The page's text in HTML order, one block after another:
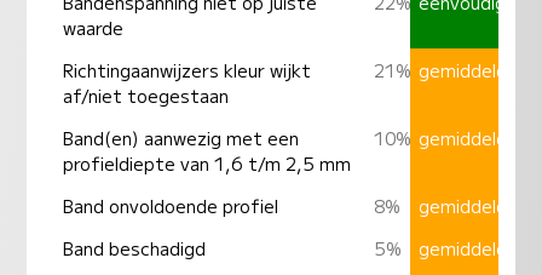
waarde
Richtingaanwijzers kleur wijkt
af/niet toegestaan
21% gemiddeld
Band(en) aanwezig met een
profieldiepte van 1,6 t/m 2,5 mm
10% gemiddeld
Band onvoldoende profiel 8%
gemiddeld
Band beschadigd
5%
gemiddeld